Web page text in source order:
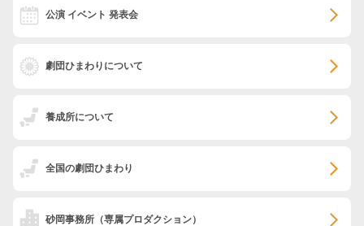
公演 イベント 発表会
劇団ひまわりについて
養成所について
全国の劇団ひまわり
砂岡事務所 （専属プロダクション）